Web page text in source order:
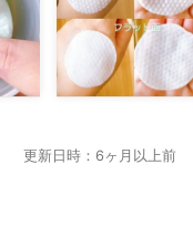
更新日時：6ヶ月以上前